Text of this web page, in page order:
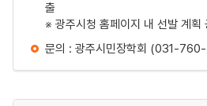
출
※ 광주시청 홈페이지 내 선발 계획
문의 : 광주시민장학회 (031-